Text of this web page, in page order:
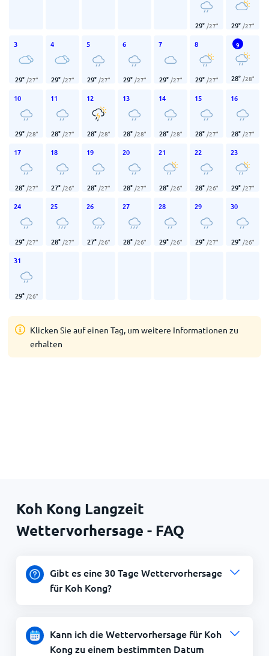
29° /27° 29° /27°
3
29° /27°
4
29° /27°
5
29° /27°
6
29° /27°
7
29° /27°
8
29° /27°
9
28° /28°
10
29° /28°
11
28° /27°
12
28° /28°
13
28° /28°
14
28° /28°
15
28° /27°
16
28° /27°
17
28° /27°
18
27° /26°
19
28° /27°
20
28° /27°
21
28° /26°
22
28° /26°
23
29° /27°
24
29° /27°
25
28° /27°
26
27° /26°
27
28° /26°
28
29° /26°
29
29° /27°
30
29° /26°
31
29° /26°
Klicken Sie auf einen Tag, um weitere Informationen zu
erhalten
Koh Kong Langzeit
Wettervorhersage - FAQ
Gibt es eine 30 Tage Wettervorhersage
für Koh Kong?
Kann ich die Wettervorhersage für Koh
Kong zu einem bestimmten Datum